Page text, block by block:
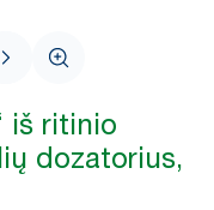
iš ritinio
dozatorius,